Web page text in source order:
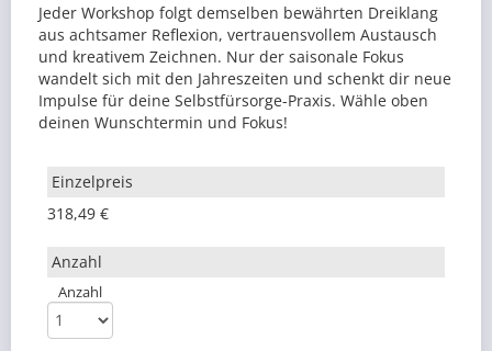
Jeder Workshop folgt demselben bewährten Dreiklang
aus achtsamer Reflexion, vertrauensvollem Austausch
und kreativem Zeichnen. Nur der saisonale Fokus
wandelt sich mit den Jahreszeiten und schenkt dir neue
Impulse für deine Selbstfürsorge-Praxis. Wähle oben
deinen Wunschtermin und Fokus!
318,49 €
Anzahl